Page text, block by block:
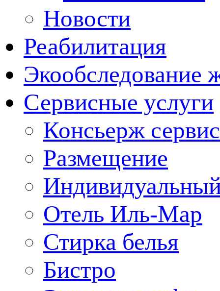
Новости
Реабилитация
Экообследование
Сервисные услуги
Консьерж сервис
Размещение
Отель Иль-Мар
Стирка белья
Бистро